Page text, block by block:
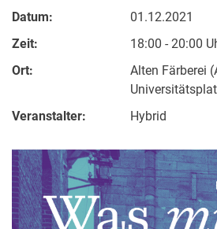
Datum:
01.12.2021
Zeit:
18:00 - 20:00
Ort:
Alten Färberei
Veranstalter:
Hybrid